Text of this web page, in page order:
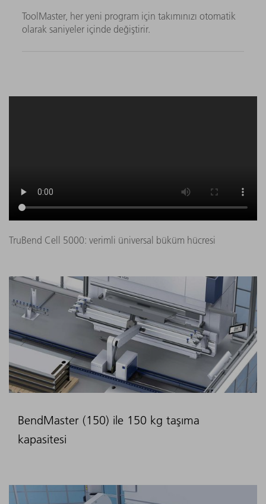
ToolMaster, her yeni program için takımınızı otomatik
olarak saniyeler içinde değiştirir.
TruBend Cell 5000: verimli üniversal büküm hücresi
BendMaster (150) ile 150 kg taşıma
kapasitesi